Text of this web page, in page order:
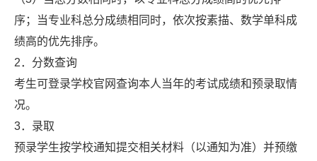
序；当专业科总分成绩相同时，依次按素描、数学单科成
绩高的优先排序。
2．分数查询
考生可登录学校官网查询本人当年的考试成绩和预录取情
况。
3．录取
预录学生按学校通知提交相关材料（以通知为准）并预缴